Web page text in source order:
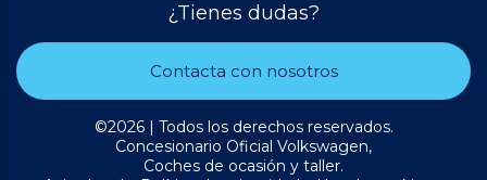
¿Tienes dudas?
Contacta con nosotros
©2026 | Todos los derechos reservados.
Concesionario Oficial Volkswagen,
Coches de ocasión y taller.